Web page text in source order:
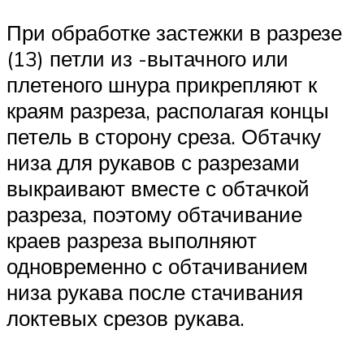
При обработке застежки в разрезе
(13) петли из -вытачного или
плетеного шнура прикрепляют к
краям разреза, располагая концы
петель в сторону среза. Обтачку
низа для рукавов с разрезами
выкраивают вместе с обтачкой
разреза, поэтому обтачивание
краев разреза выполняют
одновременно с обтачиванием
низа рукава после стачивания
локтевых срезов рукава.